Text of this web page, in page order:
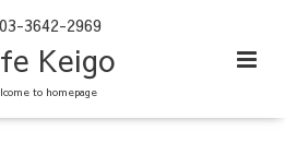
3642-2969
Keigo
to homepage